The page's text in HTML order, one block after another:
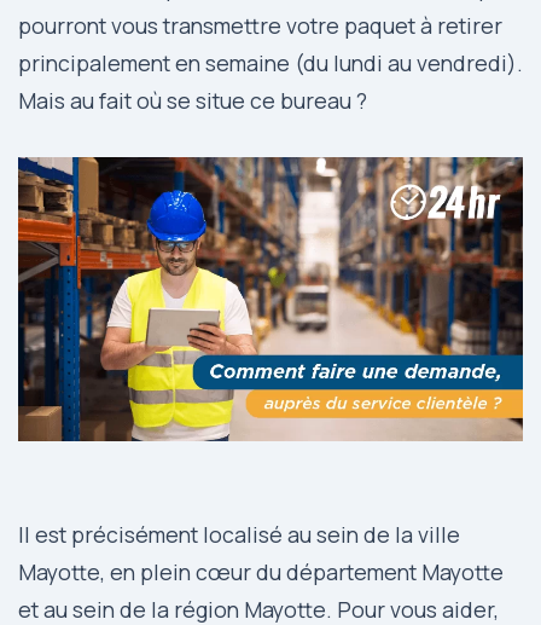
pourront vous transmettre votre paquet à retirer
principalement en semaine (du lundi au vendredi).
Mais au fait où se situe ce bureau ?
Il est précisément localisé au sein de la ville
Mayotte, en plein cœur du département Mayotte
et au sein de la région Mayotte. Pour vous aider,